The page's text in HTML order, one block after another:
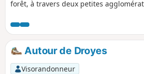
forêt, à travers deux petites
sauvages le long de l'ancienne voie
Autour de Droyes
Visorandonneur